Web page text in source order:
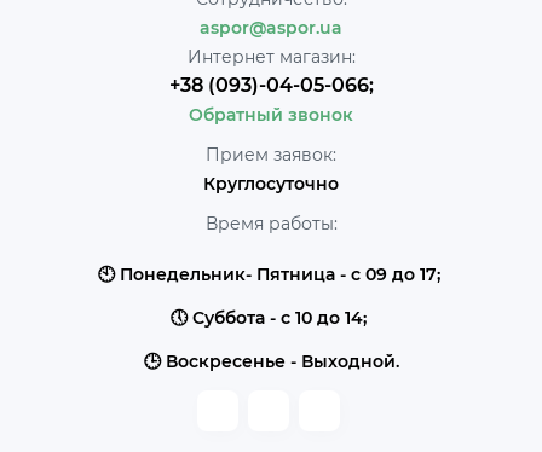
aspor@aspor.ua
Интернет магазин:
+38 (093)-04-05-066;
Обратный звонок
Прием заявок:
Круглосуточно
Время работы:
🕙 Понедельник- Пятница - с 09 до 17;
🕔 Суббота - с 10 до 14;
🕒 Воскресенье - Выходной.